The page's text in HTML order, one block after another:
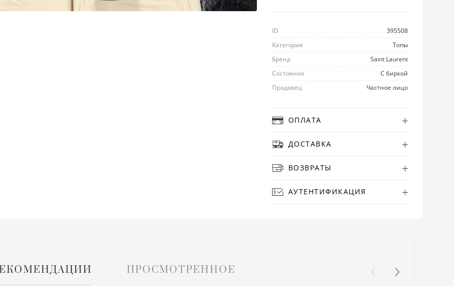
ID
395508
Категория
Топы
Бренд
Saint Laurent
Состояние
С биркой
Продавец
Частное лицо
ОПЛАТА
ДОСТАВКА
ВОЗВРАТЫ
АУТЕНТИФИКАЦИЯ
ПРОСМОТРЕННОЕ